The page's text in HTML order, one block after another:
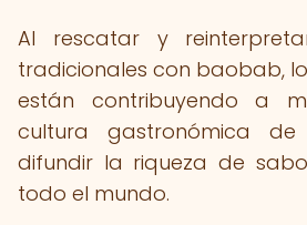
Al rescatar y
tradicionales con baobab,
están contribuyendo a
cultura gastronómica
difundir la riqueza de
todo el mundo.